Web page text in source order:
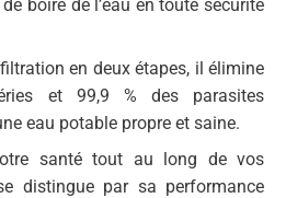
boire de l’eau en toute sécurité
en deux étapes, il élimine
et 99,9 % des parasites
eau potable propre et saine.
santé tout au long de vos
distingue par sa performance